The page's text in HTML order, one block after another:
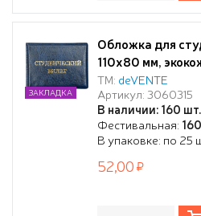
Обложка для
110x80 мм,
клапаны,
индивидуальная
ТМ: deVENTE
Артикул: 3060315
В наличии: 160 шт.
Фестивальная:
В упаковке: по 25
ЗАКЛАДКА
52,00